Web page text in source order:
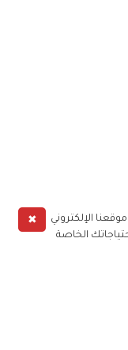
✖
الإلكتروني
الخاصة